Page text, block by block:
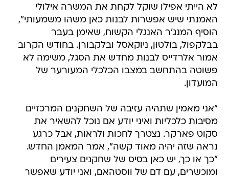
לא הייתי אפילו שוקל לקחת את המשרה אילולי
האמנתי שיש אפשרות לבנות כאן משהו משמעותי",
הוסיף המנג'ר האנגלי הקשוח, שאימן בעבר
בבלקפול, בולטון, ניוקאסל ובלקבורן. בחודש הקרוב
אמור אלרדייס לבנות מחדש את הסגל, משימה לא
פשוטה בהתחשב במצבו הכלכלי המעורער של
המועדון.
"אני מאמין שתהיה עזיבה של השחקנים המרכזיים
מסיבות כלכליות ואיני יודע אם נוכל להשאיר את
סקוט פארקר. נצטרך לחכות ולראות, אבל כרגע
נראה שזה יהיה מאוד קשה", אמר המאמן החדש.
"כך או כך, יש כאן בסיס של שחקנים צעירים
ומוכשרים, עם דם של ווסטהאם, ואני יודע שאפשר